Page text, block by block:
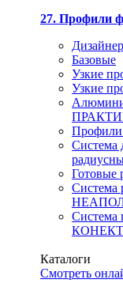
27. Профили
Базовые
Узкие
Узкие
Система
Готовые
Система
Система
Каталоги
Смотреть